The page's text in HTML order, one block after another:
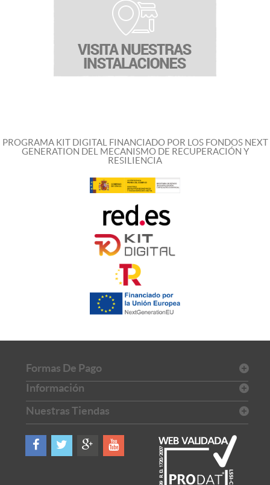
PROGRAMA KIT DIGITAL FINANCIADO POR LOS FONDOS NEXT
GENERATION DEL MECANISMO DE RECUPERACIÓN Y
RESILIENCIA
Formas De Pago
Información
Nuestras Tiendas